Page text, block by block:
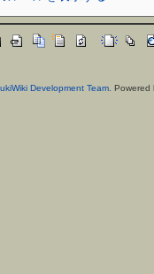
Development Team. Powered